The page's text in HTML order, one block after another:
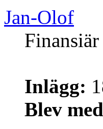
Jan-Olof
Inlägg:
Blev